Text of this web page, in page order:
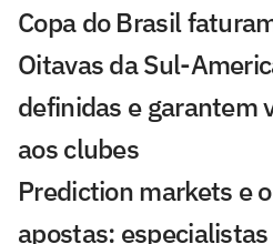
Copa do Brasil
Oitavas da Sul-
definidas e garantem
aos clubes
Prediction markets e
apostas: